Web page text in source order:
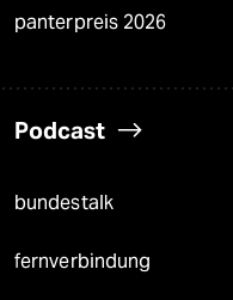
panterpreis 2026
Podcast
bundestalk
fernverbindung